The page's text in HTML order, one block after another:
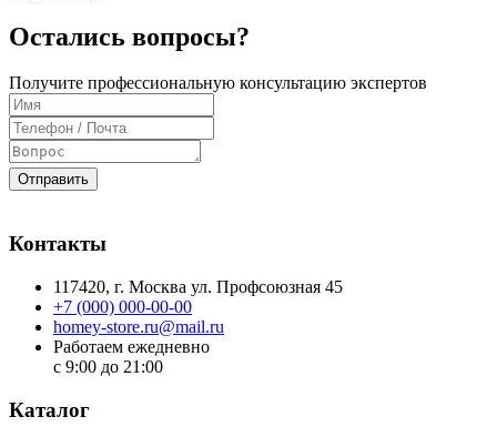
Остались вопросы?
Получите профессиональную консультацию экспертов
Отправить
Контакты
117420, г. Москва ул. Профсоюзная 45
+7 (000) 000-00-00
homey-store.ru@mail.ru
Работаем ежедневно
с 9:00 до 21:00
Каталог